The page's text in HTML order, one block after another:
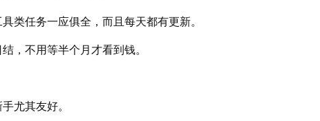
类任务一应俱全，而且每天都有更新。
，不用等半个月才看到钱。
尤其友好。